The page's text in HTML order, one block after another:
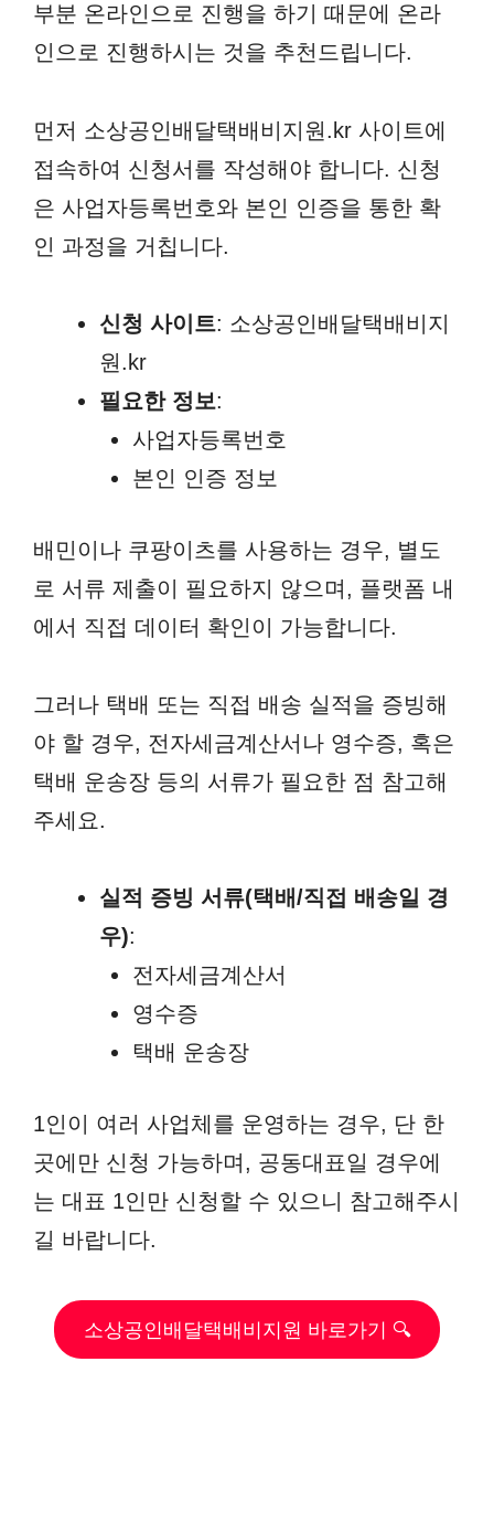
부분 온라인으로 진행을 하기 때문에 온라
인으로 진행하시는 것을 추천드립니다.
먼저 소상공인배달택배비지원.kr 사이트에
접속하여 신청서를 작성해야 합니다. 신청
은 사업자등록번호와 본인 인증을 통한 확
인 과정을 거칩니다.
신청 사이트: 소상공인배달택배비지
원.kr
필요한 정보:
사업자등록번호
본인 인증 정보
배민이나 쿠팡이츠를 사용하는 경우, 별도
로 서류 제출이 필요하지 않으며, 플랫폼 내
에서 직접 데이터 확인이 가능합니다.
그러나 택배 또는 직접 배송 실적을 증빙해
야 할 경우, 전자세금계산서나 영수증, 혹은
택배 운송장 등의 서류가 필요한 점 참고해
주세요.
실적 증빙 서류(택배/직접 배송일 경
우):
전자세금계산서
영수증
택배 운송장
1인이 여러 사업체를 운영하는 경우, 단 한
곳에만 신청 가능하며, 공동대표일 경우에
는 대표 1인만 신청할 수 있으니 참고해주시
길 바랍니다.
소상공인배달택배비지원 바로가기 🔍